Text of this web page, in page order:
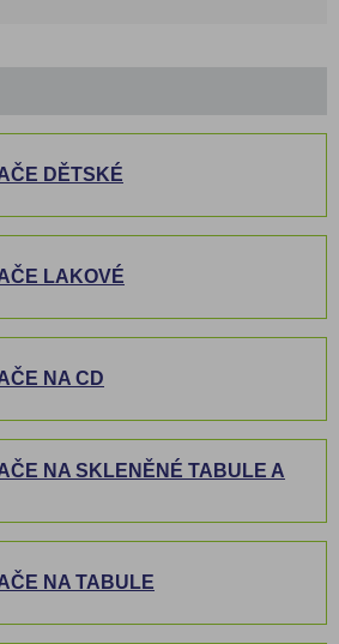
DĚTSKÉ
LAKOVÉ
NA CD
NA SKLENĚNÉ TABULE A
NA TABULE